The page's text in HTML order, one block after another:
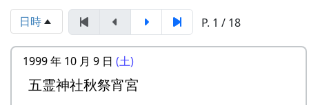
平成27年度棚田オーナー (2015-04-12 11:26:16)
岩座神棚田オーナーの特典
TEL & FAX: 9999-99-9999
携帯: 999-9999-9999
担当 : XX
「岩座神」棚田便り #7 2013年10月号 (PDF版)
日時 P. 1 / 18
1999 年 10 月 9 日 (土)
五霊神社秋祭宵宮